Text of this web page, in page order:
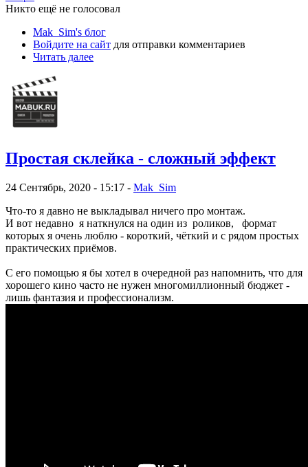
Никто ещё не голосовал
Mak_Sim's блог
Войдите на сайт для отправки комментариев
Читать далее
Простая склейка - сложный эффект
24 Сентябрь, 2020 - 15:17 - Mak_Sim
Что-то я давно не выкладывал ничего про монтаж.
И вот недавно я наткнулся на один из роликов, формат
которых я очень люблю - короткий, чёткий и с рядом простых
практических приёмов.
С его помощью я бы хотел в очередной раз напомнить, что для
хорошего кино часто не нужен многомиллионный бюджет -
лишь фантазия и профессионализм.